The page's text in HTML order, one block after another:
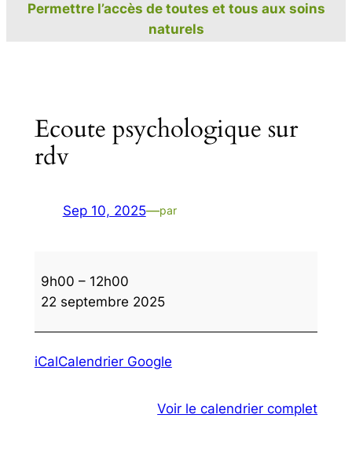
Permettre l’accès de toutes et tous aux soins
naturels
Ecoute psychologique sur
rdv
Sep 10, 2025—par
psychologique
sur
9h00 – 12h00
22 septembre 2025
iCalCalendrier Google
Voir le calendrier complet